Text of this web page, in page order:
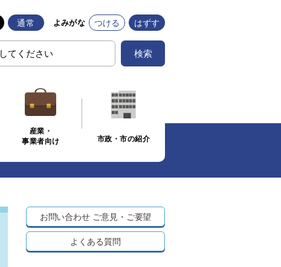
通常 よみがな つける はずす
検索
産業・
事業者向け
市政・市の紹介
お問い合わせ ご意見・ご要望
よくある質問